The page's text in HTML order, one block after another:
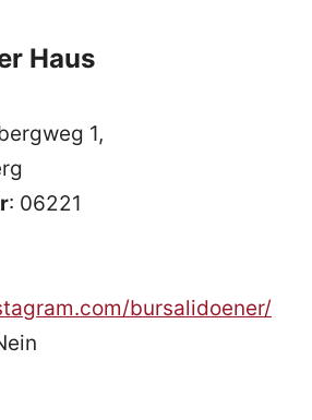
Haus
1,
: 06221
bursalidoener/